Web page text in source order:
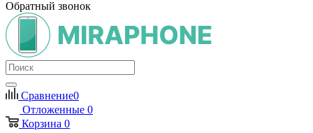
Обратный звонок
Сравнение0
Отложенные 0
Корзина 0